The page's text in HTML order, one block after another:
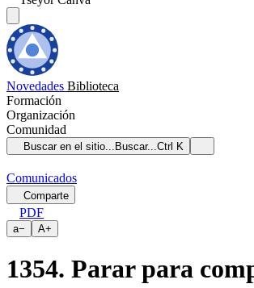
Novedades Biblioteca
Formación
Organización
Comunidad
Buscar en el sitio... Buscar...Ctrl K
Comunicados
Comparte
PDF
a− A+
1354. Parar para